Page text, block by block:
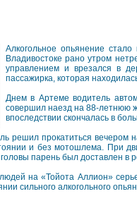
Алкогольное опьянение
Владивостоке рано утром
управлением и врезался в
пассажирка, которая
Днем в Артеме водитель
совершил наезд на 88-летнюю
впоследствии скончалась в
решил прокатиться
и без мотошлема. При
парень был доставлен в
на «Тойота Аллион»
сильного алкогольного